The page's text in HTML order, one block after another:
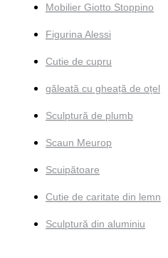
Mobilier Giotto Stoppino
Figurina Alessi
Cutie de cupru
găleată cu gheață de oțel
Sculptură de plumb
Scaun Meurop
Scuipătoare
Cutie de caritate din lemn
Sculptură din aluminiu